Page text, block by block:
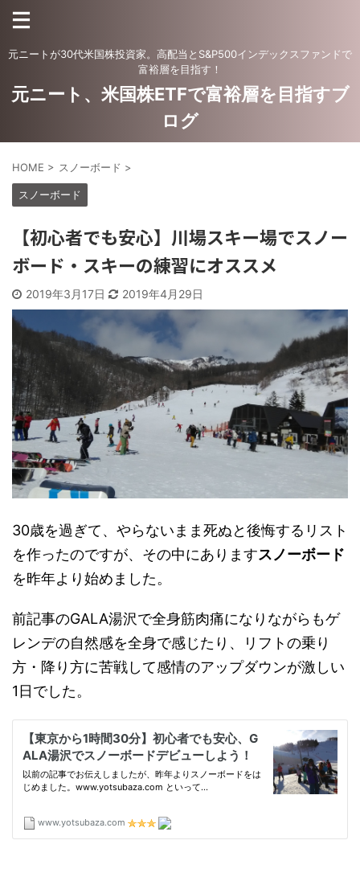
元ニートが30代米国株投資家。高配当とS&P500インデックスファンドで
富裕層を目指す！
元ニート、米国株ETFで富裕層を目指すブ
ログ
HOME > スノーボード >
スノーボード
【初心者でも安心】川場スキー場でスノー
ボード・スキーの練習にオススメ
2019年3月17日 2019年4月29日
30歳を過ぎて、やらないまま死ぬと後悔するリスト
を作ったのですが、その中にありますスノーボード
を昨年より始めました。
前記事のGALA湯沢で全身筋肉痛になりながらもゲ
レンデの自然感を全身で感じたり、リフトの乗り
方・降り方に苦戦して感情のアップダウンが激しい
1日でした。